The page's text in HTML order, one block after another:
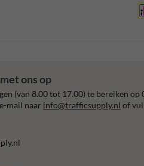
ons op
(van 8.00 tot 17.00) te bereiken op
mail naar info@trafficsupply.nl of